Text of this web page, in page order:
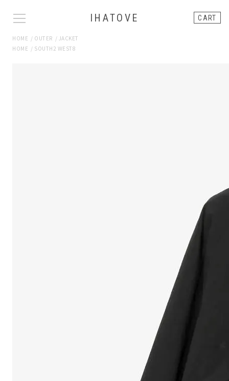
IHATOVE CART
HOME / OUTER / JACKET
HOME / SOUTH2 WEST8